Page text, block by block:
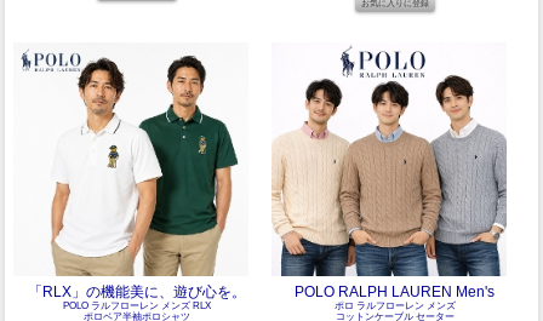
「RLX」の機能美に、遊び心を。
POLO ラルフローレン メンズ RLX
ポロベア半袖ポロシャツ
POLO RALPH LAUREN Men's
ポロ ラルフローレン メンズ
コットンケーブル セーター